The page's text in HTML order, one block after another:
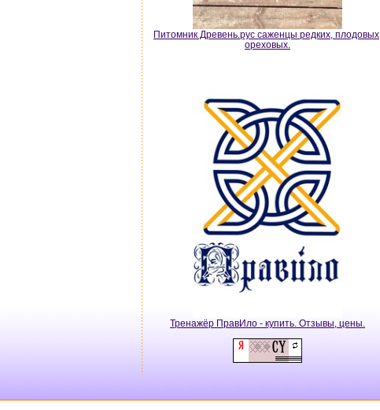
Питомник Древень.рус саженцы редких, плодовых,
ореховых.
Тренажёр ПравИло - купить. Отзывы, цены.